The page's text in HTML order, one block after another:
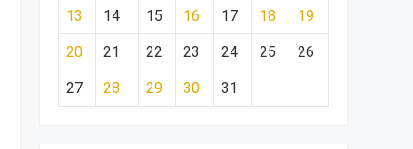
13 14 15 16 17 18 19
20 21 22 23 24 25 26
27 28 29 30 31